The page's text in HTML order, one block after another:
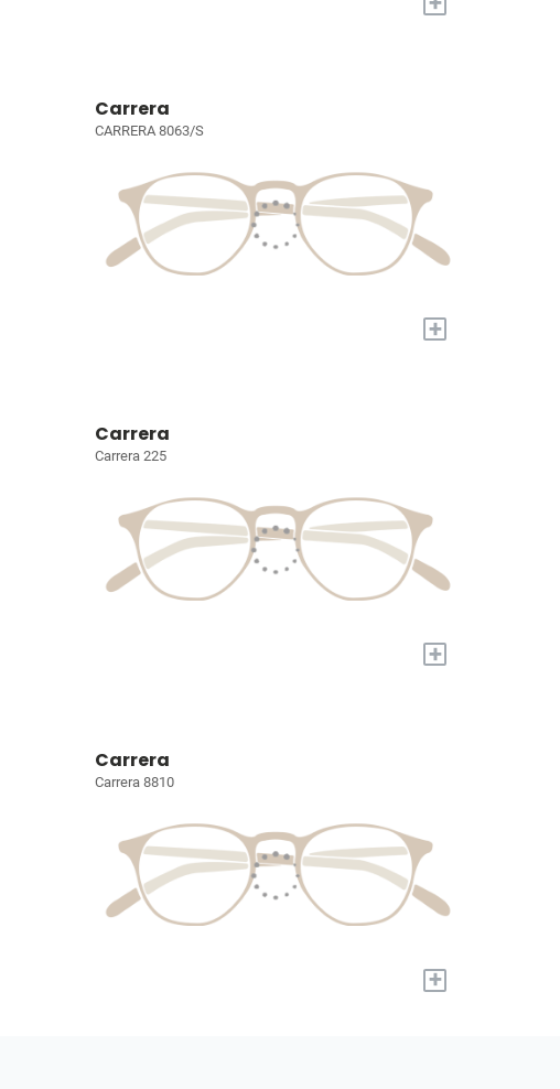
Carrera
CARRERA 8063/S
+
Carrera
Carrera 225
+
Carrera
Carrera 8810
+